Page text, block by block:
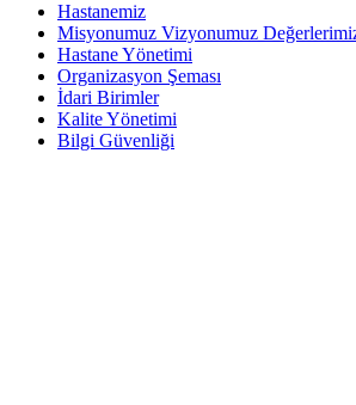
Hastanemiz
Misyonumuz Vizyonumuz
Hastane Yönetimi
Organizasyon Şeması
İdari Birimler
Kalite Yönetimi
Bilgi Güvenliği